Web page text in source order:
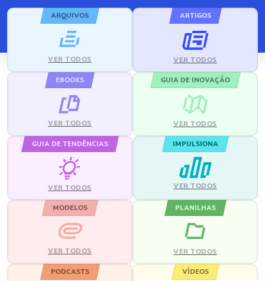
ARQUIVOS
VER TODOS
ARTIGOS
VER TODOS
EBOOKS
VER TODOS
GUIA DE INOVAÇÃO
VER TODOS
GUIA DE TENDÊNCIAS
VER TODOS
IMPULSIONA
VER TODOS
MODELOS
VER TODOS
PLANILHAS
VER TODOS
PODCASTS VÍDEOS